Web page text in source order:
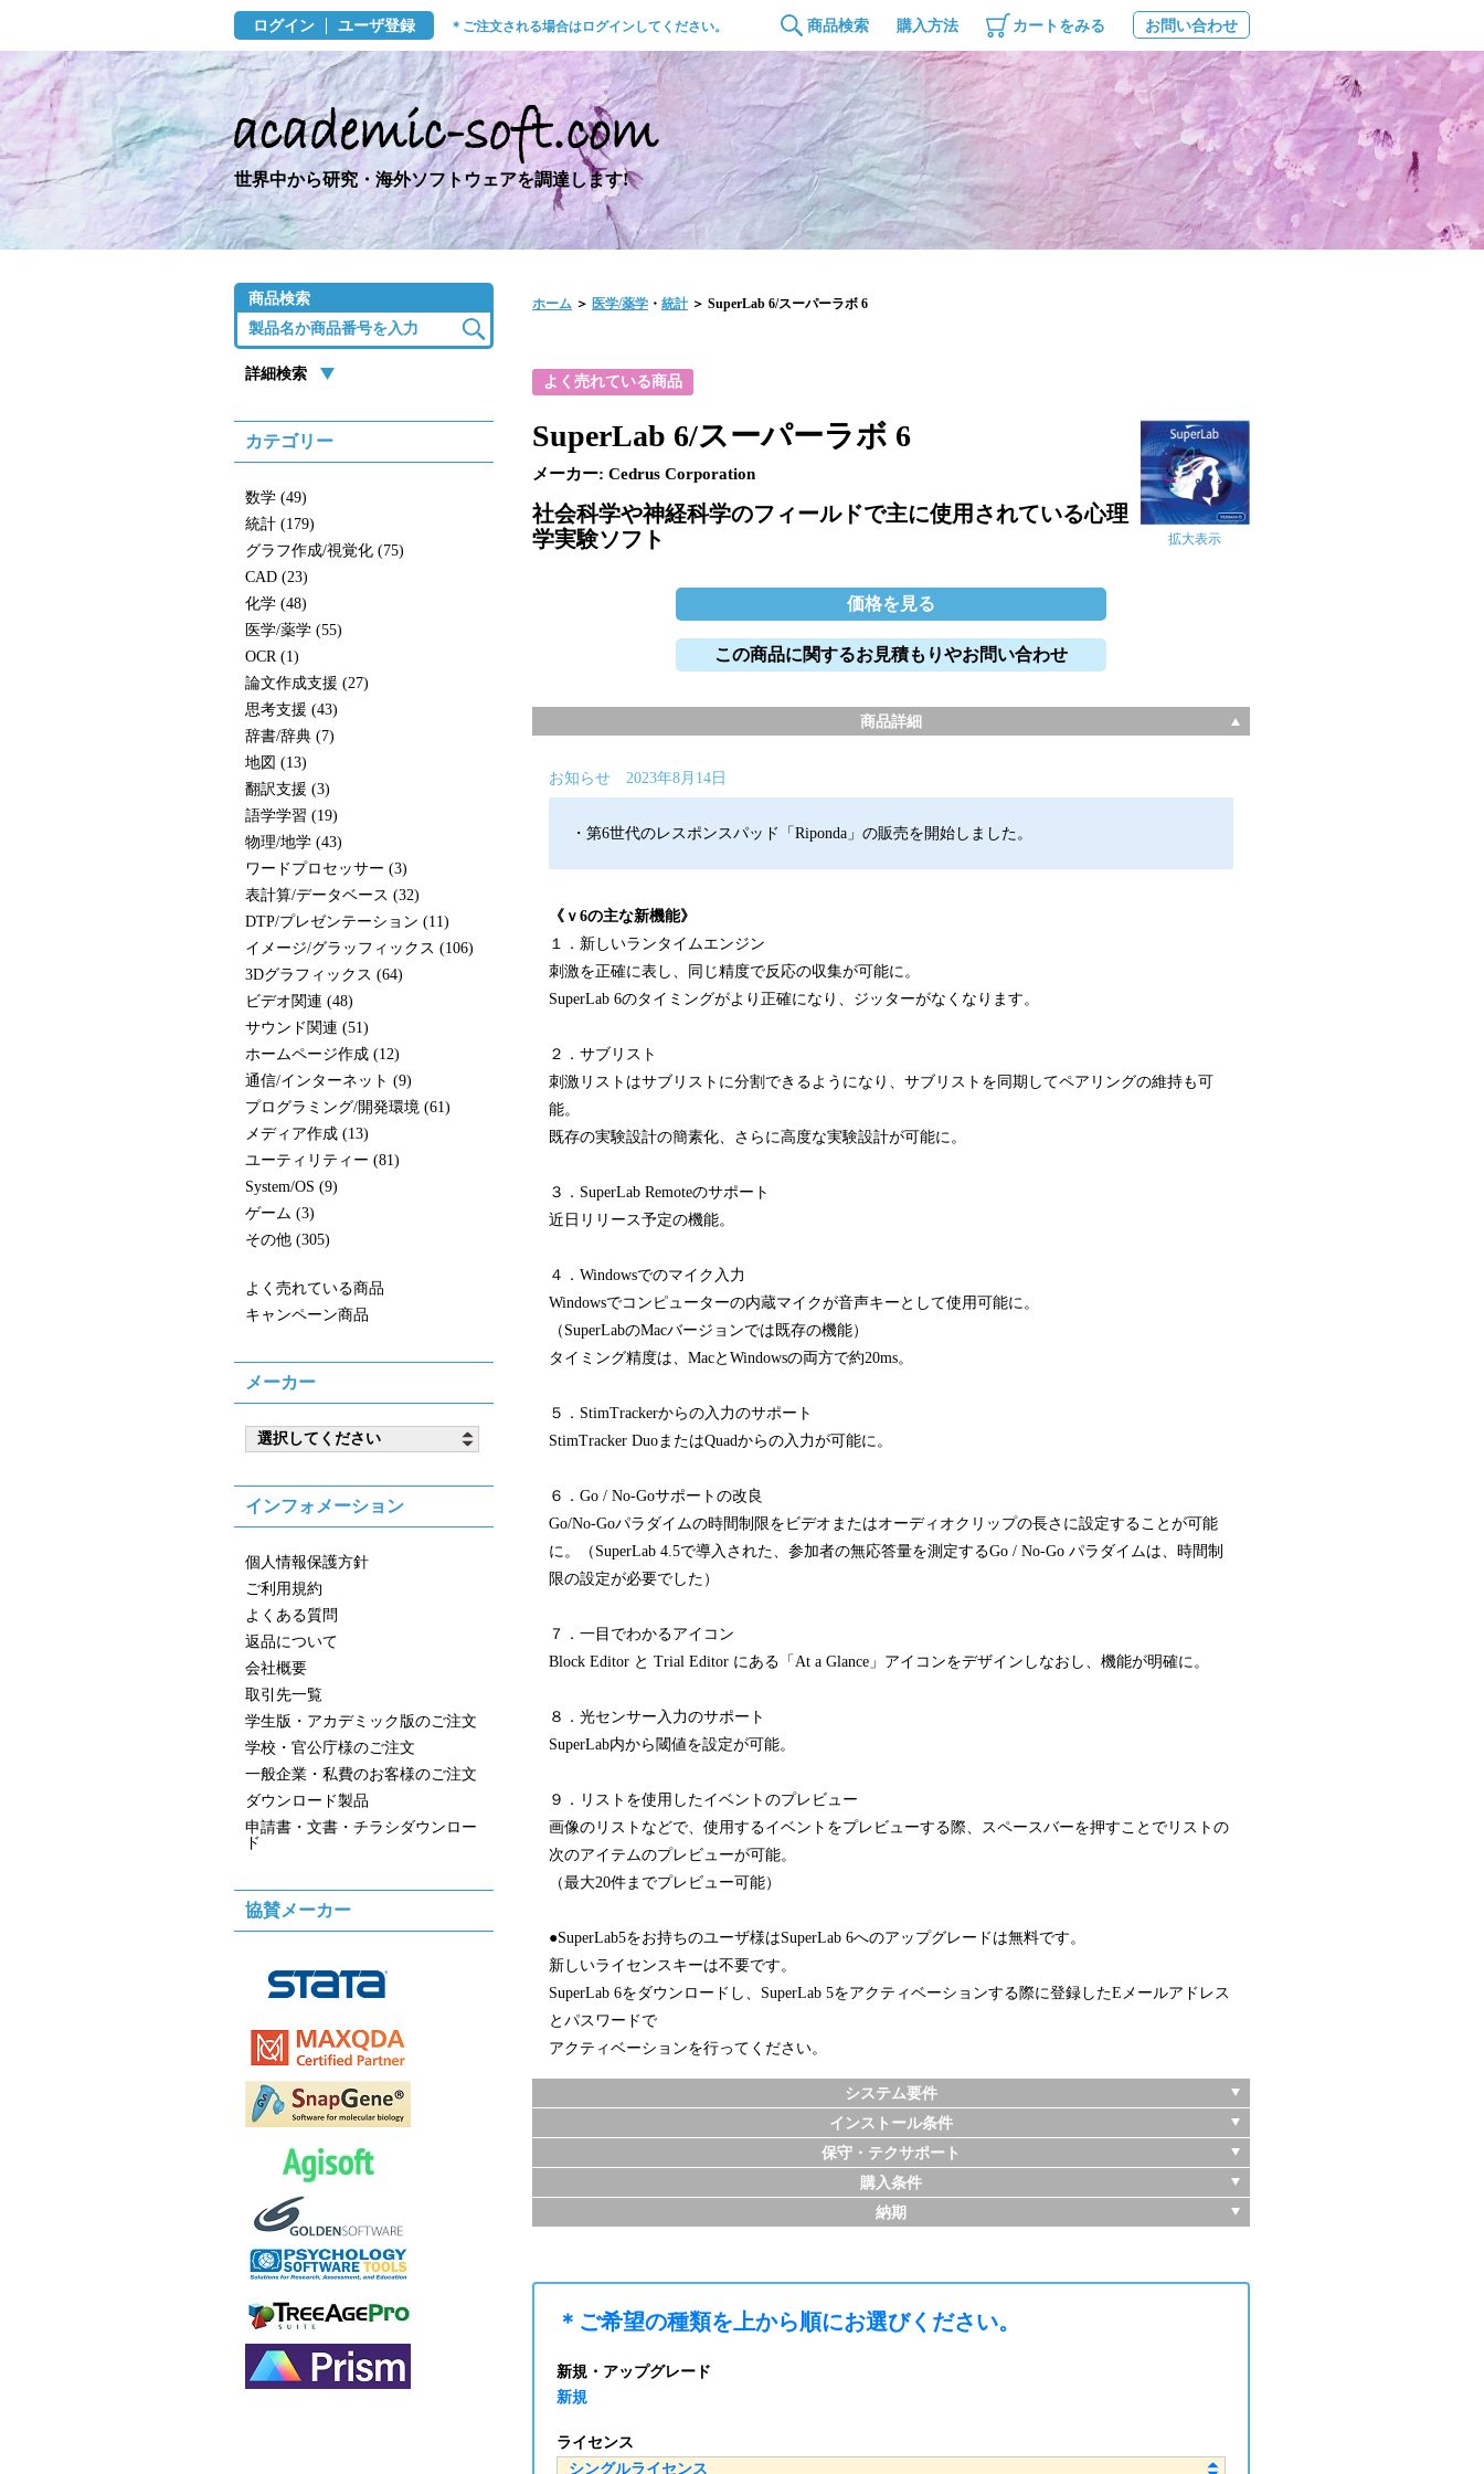
ログイン ユーザ登録 ＊ご注文される場合はログインしてください。 商品検索 購入方法 カートをみる お問い合わせ
世界中から研究・海外ソフトウェアを調達します!
商品検索
詳細検索
カテゴリー
数学 (49)
統計 (179)
グラフ作成/視覚化 (75)
CAD (23)
化学 (48)
医学/薬学 (55)
OCR (1)
論文作成支援 (27)
思考支援 (43)
辞書/辞典 (7)
地図 (13)
翻訳支援 (3)
語学学習 (19)
物理/地学 (43)
ワードプロセッサー (3)
表計算/データベース (32)
DTP/プレゼンテーション (11)
イメージ/グラッフィックス (106)
3Dグラフィックス (64)
ビデオ関連 (48)
サウンド関連 (51)
ホームページ作成 (12)
通信/インターネット (9)
プログラミング/開発環境 (61)
メディア作成 (13)
ユーティリティー (81)
System/OS (9)
ゲーム (3)
その他 (305)
よく売れている商品
キャンペーン商品
メーカー
インフォメーション
個人情報保護方針
ご利用規約
よくある質問
返品について
会社概要
取引先一覧
学生版・アカデミック版のご注文
学校・官公庁様のご注文
一般企業・私費のお客様のご注文
ダウンロード製品
申請書・文書・チラシダウンロー
ド
協賛メーカー
ホーム ＞ 医学/薬学 ・ 統計＞ SuperLab 6/スーパーラボ 6
よく売れている商品
拡大表示
SuperLab 6/スーパーラボ 6
メーカー: Cedrus Corporation
社会科学や神経科学のフィールドで主に使用されている心理
学実験ソフト
価格を見る
この商品に関するお見積もりやお問い合わせ
商品詳細
お知らせ 2023年8月14日
・第6世代のレスポンスパッド「Riponda」の販売を開始しました。
《ｖ6の主な新機能》
１．新しいランタイムエンジン
刺激を正確に表し、同じ精度で反応の収集が可能に。
SuperLab 6のタイミングがより正確になり、ジッターがなくなります。
２．サブリスト
刺激リストはサブリストに分割できるようになり、サブリストを同期してペアリングの維持も可
能。
既存の実験設計の簡素化、さらに高度な実験設計が可能に。
３．SuperLab Remoteのサポート
近日リリース予定の機能。
４．Windowsでのマイク入力
Windowsでコンピューターの内蔵マイクが音声キーとして使用可能に。
（SuperLabのMacバージョンでは既存の機能）
タイミング精度は、MacとWindowsの両方で約20ms。
５．StimTrackerからの入力のサポート
StimTracker DuoまたはQuadからの入力が可能に。
６．Go / No-Goサポートの改良
Go/No-Goパラダイムの時間制限をビデオまたはオーディオクリップの長さに設定することが可能
に。（SuperLab 4.5で導入された、参加者の無応答量を測定するGo / No-Go パラダイムは、時間制
限の設定が必要でした）
７．一目でわかるアイコン
Block Editor と Trial Editor にある「At a Glance」アイコンをデザインしなおし、機能が明確に。
８．光センサー入力のサポート
SuperLab内から閾値を設定が可能。
９．リストを使用したイベントのプレビュー
画像のリストなどで、使用するイベントをプレビューする際、スペースバーを押すことでリストの
次のアイテムのプレビューが可能。
（最大20件までプレビュー可能）
●SuperLab5をお持ちのユーザ様はSuperLab 6へのアップグレードは無料です。
新しいライセンスキーは不要です。
SuperLab 6をダウンロードし、SuperLab 5をアクティベーションする際に登録したEメールアドレス
とパスワードで
アクティベーションを行ってください。
システム要件
インストール条件
保守・テクサポート
購入条件
納期
＊ご希望の種類を上から順にお選びください。
新規・アップグレード
新規
ライセンス